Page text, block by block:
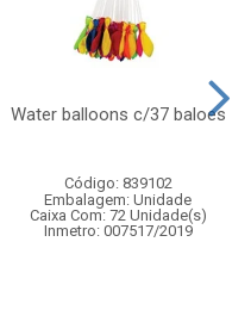
Water balloons c/37 baloes
Código: 839102
Embalagem: Unidade
Caixa Com: 72 Unidade(s)
Inmetro: 007517/2019